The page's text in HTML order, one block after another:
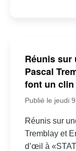
Réunis sur
Pascal
font un clin
Publié le jeudi
Réunis sur
Tremblay et
d’œil à